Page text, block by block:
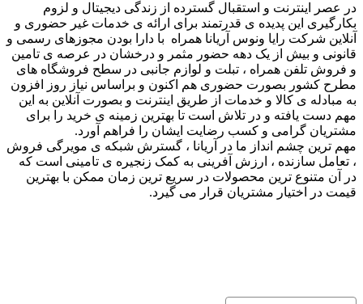
در عصر اینترنت و استقبال گسترده از زندگی دیجیتال و لزوم
بکارگیری این پدیده ی قدرتمند برای ارائه ی خدمات غیر حضوری و
آنلاین شرکت رایا ونوس آریانا همراه با دارا بودن مجوزهای رسمی و
قانونی و بیش از یک دهه حضور مثمر و درخشان در عرصه ی تامین
و فروش تلفن همراه ، تبلت و لوازم جانبی در سطح فروشگاه های
مطرح کشور بصورت حضوری هم اکنون و براساس نیاز روز افزون
به مبادله ی کالا و خدمات از طریق اینترنت و بصورت آنلاین به این
مهم دست یافته و در تلاش است تا بهترین زمینه ی خرید را برای
مشتریان گرامی و کسب رضایت ایشان را فراهم آورد.
مهم ترین چشم انداز ما در آریانا ، گسترش شبکه ی مویرگی فروش
، تعامل سازنده ، ارزش آفرینی به کمک زنجیره ی تامینی است که
در آن متنوع ترین محصولات در سریع ترین زمان ممکن با بهترین
قیمت در اختیار مشتریان قرار می گیرد.